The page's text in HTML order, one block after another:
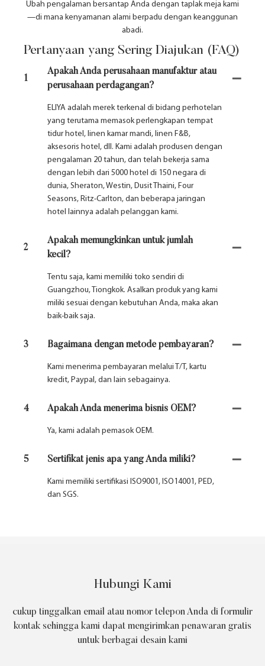
Ubah pengalaman bersantap Anda dengan taplak meja kami
—di mana kenyamanan alami berpadu dengan keanggunan
abadi.
Pertanyaan yang Sering Diajukan (FAQ)
1
Apakah Anda perusahaan manufaktur atau
perusahaan perdagangan?
ELIYA adalah merek terkenal di bidang perhotelan
yang terutama memasok perlengkapan tempat
tidur hotel, linen kamar mandi, linen F&B,
aksesoris hotel, dll. Kami adalah produsen dengan
pengalaman 20 tahun, dan telah bekerja sama
dengan lebih dari 5000 hotel di 150 negara di
dunia, Sheraton, Westin, Dusit Thaini, Four
Seasons, Ritz-Carlton, dan beberapa jaringan
hotel lainnya adalah pelanggan kami.
2
Apakah memungkinkan untuk jumlah
kecil?
Tentu saja, kami memiliki toko sendiri di
Guangzhou, Tiongkok. Asalkan produk yang kami
miliki sesuai dengan kebutuhan Anda, maka akan
baik-baik saja.
3 Bagaimana dengan metode pembayaran?
Kami menerima pembayaran melalui T/T, kartu
kredit, Paypal, dan lain sebagainya.
4 Apakah Anda menerima bisnis OEM?
Ya, kami adalah pemasok OEM.
5 Sertifikat jenis apa yang Anda miliki?
Kami memiliki sertifikasi ISO9001, ISO14001, PED,
dan SGS.
Hubungi Kami
cukup tinggalkan email atau nomor telepon Anda di formulir
kontak sehingga kami dapat mengirimkan penawaran gratis
untuk berbagai desain kami